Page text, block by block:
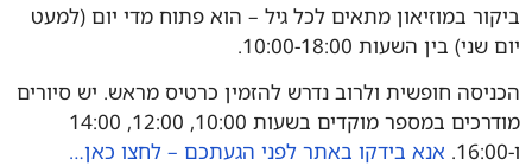
ביקור במוזיאון מתאים לכל גיל – הוא פתוח מדי יום (למעט
יום שני) בין השעות 10:00-18:00.
הכניסה חופשית ולרוב נדרש להזמין כרטיס מראש. יש סיורים
מודרכים במספר מוקדים בשעות 10:00, 12:00, 14:00
ו-16:00.
אנא בידקו באתר לפני הגעתכם – לחצו כאן…